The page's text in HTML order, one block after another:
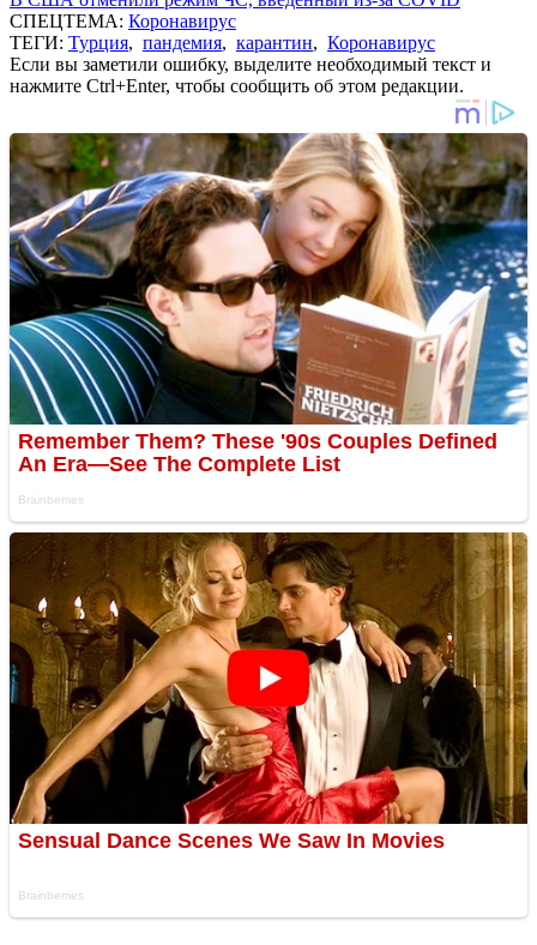
СПЕЦТЕМА: Коронавирус
ТЕГИ: Турция, пандемия, карантин, Коронавирус
Если вы заметили ошибку, выделите необходимый текст и
нажмите Ctrl+Enter, чтобы сообщить об этом редакции.